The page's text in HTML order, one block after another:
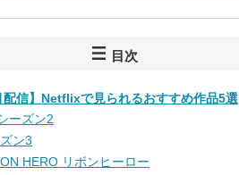
目次
配信】Netflixで見られるおすすめ作品5選
ーズン2
ン3
HERO リボンヒーロー